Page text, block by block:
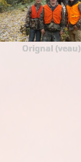
Orignal (veau)